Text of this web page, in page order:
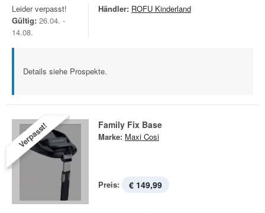
Leider verpasst!
Gültig: 26.04. -
14.08.
Händler: ROFU Kinderland
Details siehe Prospekte.
Verpasst! Family Fix Base
Marke: Maxi Cosi
Preis: € 149,99